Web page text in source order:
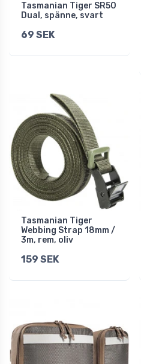
Tasmanian Tiger SR50
Dual, spänne, svart
69 SEK
Tasmanian Tiger
Webbing Strap 18mm /
3m, rem, oliv
159 SEK